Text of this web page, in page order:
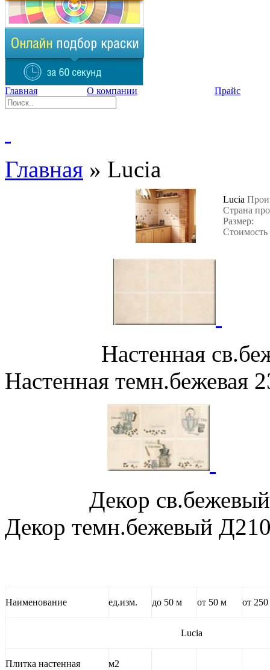
Главная О компании Прайс
Главная » Lucia
Lucia
Страна
Размер:
Настенная
Настенная
Декор
Декор темн.бежевый
Наименование ед.изм. до 50 м от 50 м от
Lucia
Плитка настенная
м2